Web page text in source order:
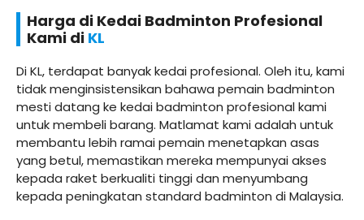
Harga di Kedai Badminton Profesional
Kami di KL
Di KL, terdapat banyak kedai profesional. Oleh itu, kami
tidak menginsistensikan bahawa pemain badminton
mesti datang ke kedai badminton profesional kami
untuk membeli barang. Matlamat kami adalah untuk
membantu lebih ramai pemain menetapkan asas
yang betul, memastikan mereka mempunyai akses
kepada raket berkualiti tinggi dan menyumbang
kepada peningkatan standard badminton di Malaysia.